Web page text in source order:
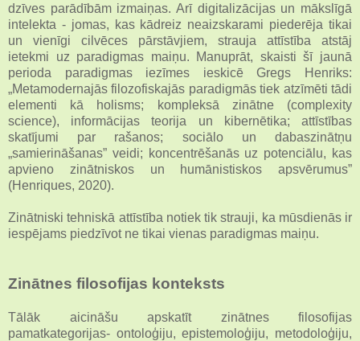
dzīves parādībām izmaiņas. Arī digitalizācijas un mākslīgā
intelekta - jomas, kas kādreiz neaizskarami piederēja tikai
un vienīgi cilvēces pārstāvjiem, strauja attīstība atstāj
ietekmi uz paradigmas maiņu. Manuprāt, skaisti šī jaunā
perioda paradigmas iezīmes ieskicē Gregs Henriks:
„Metamodernajās filozofiskajās paradigmās tiek atzīmēti tādi
elementi kā holisms; kompleksā zinātne (complexity
science), informācijas teorija un kibernētika; attīstības
skatījumi par rašanos; sociālo un dabaszinātņu
„samierināšanas” veidi; koncentrēšanās uz potenciālu, kas
apvieno zinātniskos un humānistiskos apsvērumus”
(Henriques, 2020).
Zinātniski tehniskā attīstība notiek tik strauji, ka mūsdienās ir
iespējams piedzīvot ne tikai vienas paradigmas maiņu.
Zinātnes filosofijas konteksts
Tālāk aicināšu apskatīt zinātnes filosofijas
pamatkategorijas- ontoloģiju, epistemoloģiju, metodoloģiju,